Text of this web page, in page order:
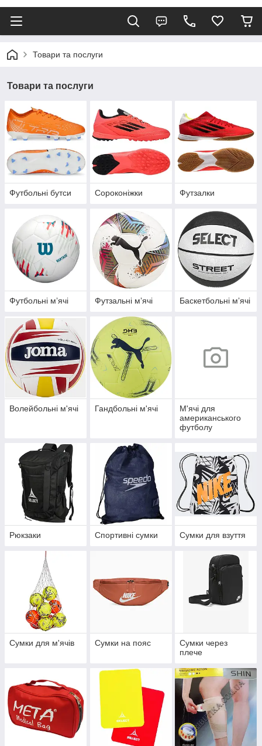
Товари та послуги
Товари та послуги
Футбольні бутси Сороконіжки Футзалки
Футбольні мʼячі Футзальні мʼячі Баскетбольні мʼячі
Волейбольні м'ячі Гандбольні м'ячі
М'ячі для
американського
футболу
Рюкзаки Спортивні сумки Сумки для взуття
Сумки для м'ячів Сумки на пояс
Сумки через
плече